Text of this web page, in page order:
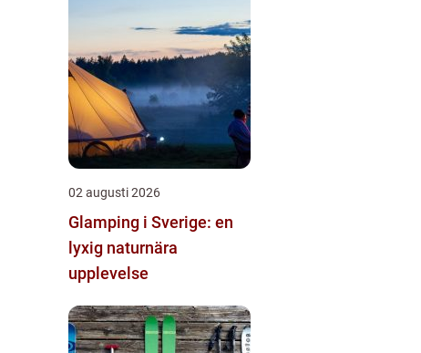
02 augusti 2026
Glamping i Sverige: en
lyxig naturnära
upplevelse